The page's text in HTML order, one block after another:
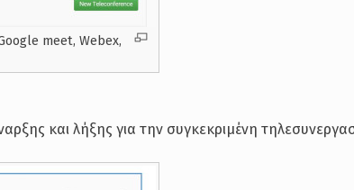
meet, Webex,
και λήξης για την συγκεκριμένη